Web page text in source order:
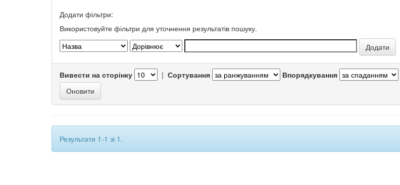
Додати фільтри:
Використовуйте фільтри для уточнення результатів пошуку.
Вивести на сторінку | Сортування Впорядкування
Результати 1-1 зі 1.